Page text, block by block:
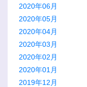
2020年06月
2020年05月
2020年04月
2020年03月
2020年02月
2020年01月
2019年12月